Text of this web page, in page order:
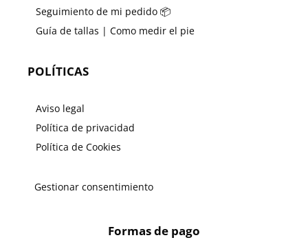
Seguimiento de mi pedido 📦
Guía de tallas | Como medir el pie
POLÍTICAS
Aviso legal
Política de privacidad
Política de Cookies
Gestionar consentimiento
Formas de pago